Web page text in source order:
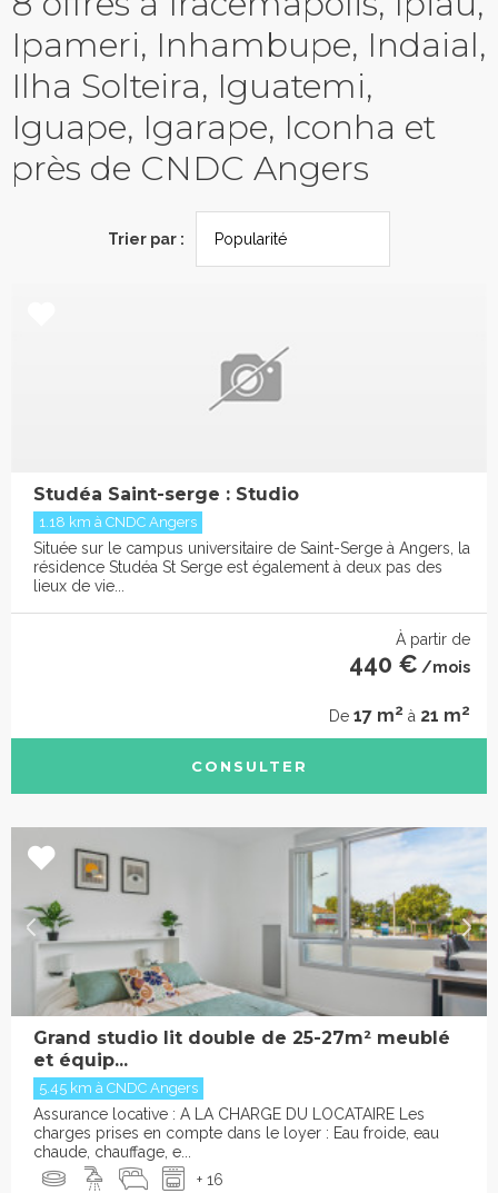
Ipameri, Inhambupe, Indaial,
Ilha Solteira, Iguatemi,
Iguape, Igarape, Iconha et
près de CNDC Angers
Trier par :
Studéa Saint-serge : Studio
1.18 km à CNDC Angers
Située sur le campus universitaire de Saint-Serge à Angers, la
résidence Studéa St Serge est également à deux pas des
lieux de vie...
À partir de
440 € /mois
De 17 m2 à 21 m2
CONSULTER
Grand studio lit double de 25-27m² meublé
et équip...
5.45 km à CNDC Angers
Assurance locative : A LA CHARGE DU LOCATAIRE Les
charges prises en compte dans le loyer : Eau froide, eau
chaude, chauffage, e...
+ 16